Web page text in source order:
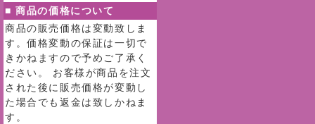
■ 商品の価格について
商品の販売価格は変動致しま
す。価格変動の保証は一切で
きかねますので予めご了承く
ださい。 お客様が商品を注文
された後に販売価格が変動し
た場合でも返金は致しかねま
す。